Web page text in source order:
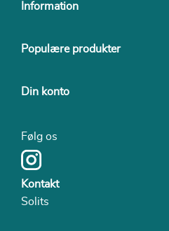
Information
Populære produkter
Din konto
Følg os
Kontakt
Solits